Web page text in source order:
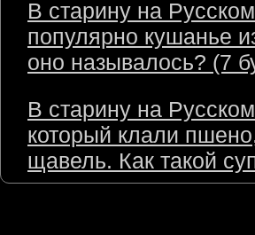
В старину на
популярно кушанье
оно называлось? (7
В старину на
который клали
щавель. Как такой